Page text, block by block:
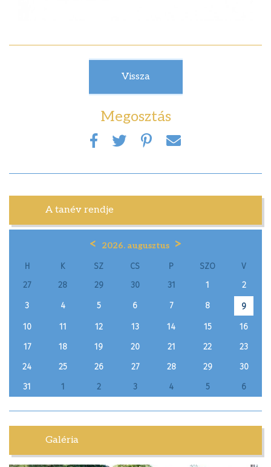
A tanév rendje
< 2026. augusztus >
H K SZ CS P SZO
V
27
28 29 30 31 1
2
3
4 5 6 7 8 9
10 11 12 13 14 15
16
17
18 19 20 21 22
23
24
25 26 27 28 29
30
31
1 2 3 4 5 6
Galéria
Vissza
Megosztás